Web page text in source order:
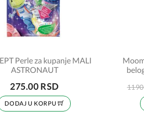
Perle za kupanje MALI
ASTRONAUT
275.00 RSD
DODAJ U KORPU